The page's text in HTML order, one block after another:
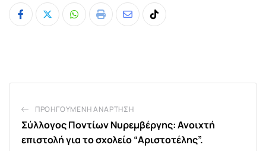
Whatsapp
Print
ShareTiktok
ΠΡΟΗΓΟΎΜΕΝΗ ΑΝΆΡΤΗΣΗ
Σύλλογος Ποντίων Νυρεμβέργης: Ανοιχτή
επιστολή για το σχολείο “Αριστοτέλης”.